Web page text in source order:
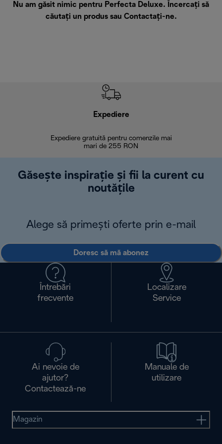
Nu am găsit nimic pentru Perfecta Deluxe. Încercați să
căutați un produs sau Contactați-ne.
Expediere
Expediere gratuită pentru comenzile mai
mari de 255 RON
Găsește inspirație și fii la curent cu
noutățile
Alege să primești oferte prin e-mail
Doresc să mă abonez
Întrebări
frecvente
Localizare
Service
Ai nevoie de
ajutor?
Contactează-ne
Manuale de
utilizare
Magazin